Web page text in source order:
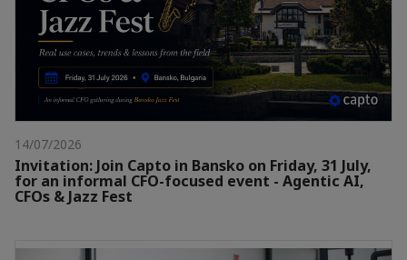
14/07/2026
Invitation: Join Capto in Bansko on Friday, 31 July,
for an informal CFO-focused event - Agentic AI,
CFOs & Jazz Fest